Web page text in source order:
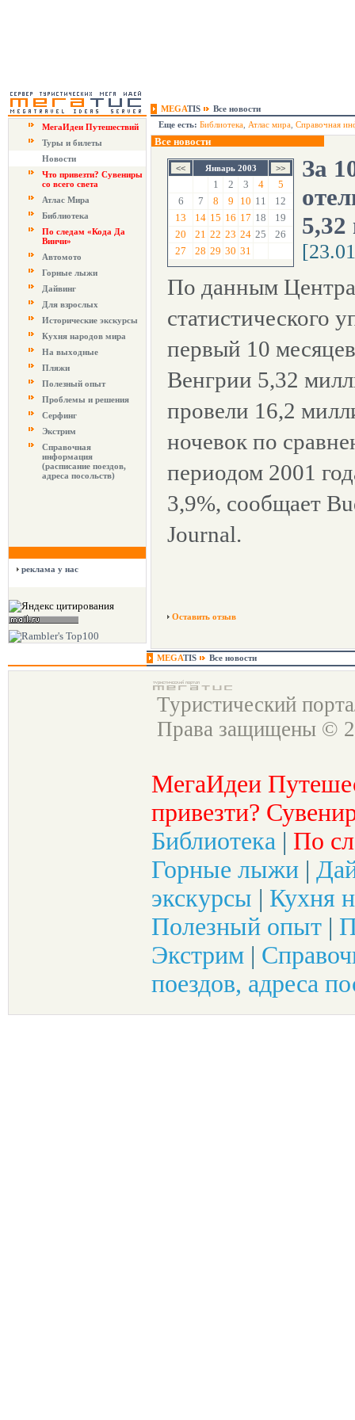
MEGATIS
Все новости
МегаИдеи Путешествий
Туры и билеты
Новости
Что привезти? Сувениры
со всего света
Атлас Мира
Библиотека
По следам «Кода Да
Винчи»
Автомото
Горные лыжи
Дайвинг
Для взрослых
Исторические экскурсы
Кухня народов мира
На выходные
Пляжи
Полезный опыт
Проблемы и решения
Серфинг
Экстрим
Справочная
информация
(расписание поездов,
адреса посольств)
реклама у нас
Еще есть: Библиотека Атлас мира Справочная
Все новости
Январь 2003
1 2 3 4
5
6
7 8 9 10 11
12
13
14 15 16 17 18
19
20
21 22 23 24 25
26
27
28 29 30 31
За
5,32
По данным
статистического
первый 10
Венгрии 5,32
провели 16,2
ночевок по
периодом 2001
3,9%, сообщает
Journal.
Оставить отзыв
MEGATIS Все новости
Туристический
Права защищены ©
МегаИдеи
привезти?
Библиотека | По
Горные лыжи |
экскурсы | Кухня
Полезный опыт |
Экстрим |
поездов, адреса